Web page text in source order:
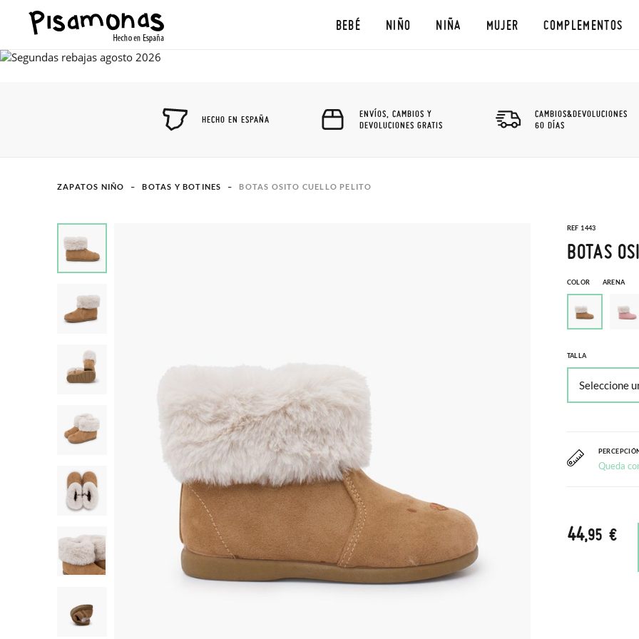
BEBÉ NIÑO NIÑA MUJER COMPLEMENTOS
HECHO EN ESPAÑA
ENVÍOS, CAMBIOS Y
DEVOLUCIONES GRATIS
CAMBIOS&DEVOLUCIONES
60 DÍAS
ZAPATOS NIÑO BOTAS Y BOTINES BOTAS OSITO CUELLO PELITO
REF 1443
BOTAS
COLOR ARENA
TALLA
Queda
44,95 €